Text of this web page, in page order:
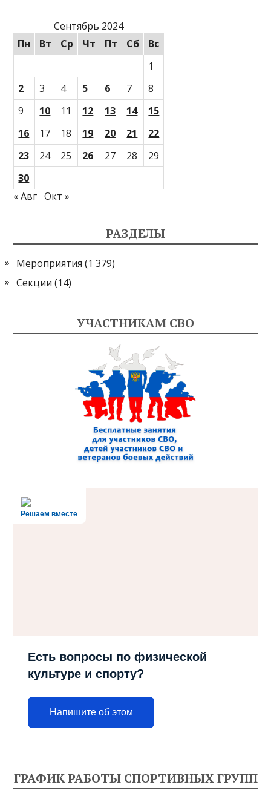
Сентябрь 2024
Пн
Вт Ср Чт Пт Сб
Вс
1
2
3 4 5 6 7
8
9
10 11 12 13 14
15
16
17 18 19 20 21
22
23
24 25 26 27 28
29
30
« Авг Окт »
РАЗДЕЛЫ
Мероприятия (1 379)
Секции (14)
УЧАСТНИКАМ СВО
Решаем вместе
Есть вопросы по физической
культуре и спорту?
Напишите об этом
ГРАФИК РАБОТЫ СПОРТИВНЫХ ГРУПП